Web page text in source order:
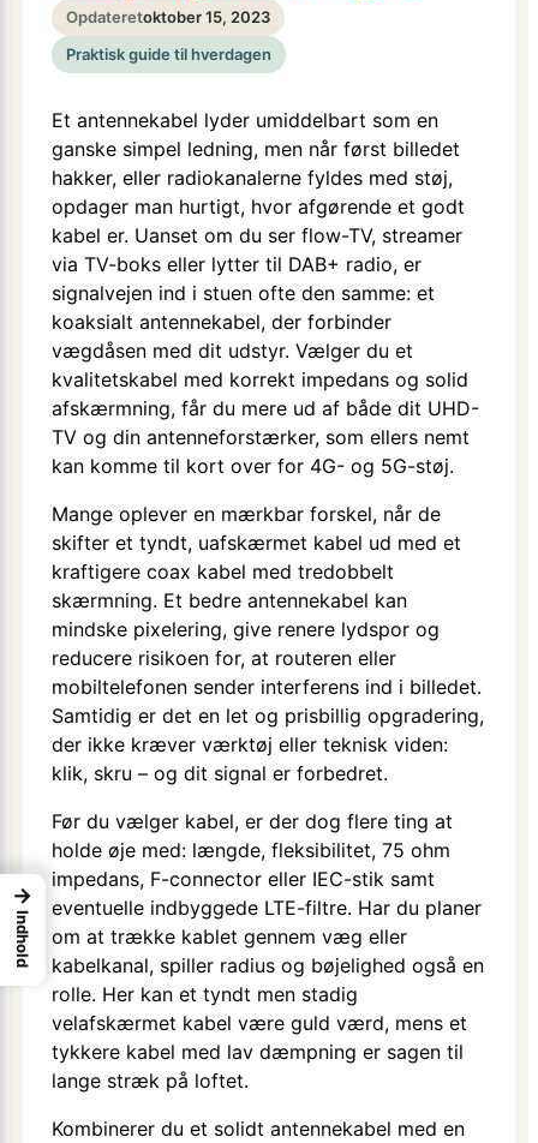
Opdateretoktober 15, 2023
Praktisk guide til hverdagen
Et antennekabel lyder umiddelbart som en
ganske simpel ledning, men når først billedet
hakker, eller radiokanalerne fyldes med støj,
opdager man hurtigt, hvor afgørende et godt
kabel er. Uanset om du ser flow-TV, streamer
via TV-boks eller lytter til DAB+ radio, er
signalvejen ind i stuen ofte den samme: et
koaksialt antennekabel, der forbinder
vægdåsen med dit udstyr. Vælger du et
kvalitetskabel med korrekt impedans og solid
afskærmning, får du mere ud af både dit UHD-
TV og din antenneforstærker, som ellers nemt
kan komme til kort over for 4G- og 5G-støj.
Mange oplever en mærkbar forskel, når de
skifter et tyndt, uafskærmet kabel ud med et
kraftigere coax kabel med tredobbelt
skærmning. Et bedre antennekabel kan
mindske pixelering, give renere lydspor og
reducere risikoen for, at routeren eller
mobiltelefonen sender interferens ind i billedet.
Samtidig er det en let og prisbillig opgradering,
der ikke kræver værktøj eller teknisk viden:
klik, skru – og dit signal er forbedret.
Før du vælger kabel, er der dog flere ting at
holde øje med: længde, fleksibilitet, 75 ohm
impedans, F-connector eller IEC-stik samt
eventuelle indbyggede LTE-filtre. Har du planer
om at trække kablet gennem væg eller
kabelkanal, spiller radius og bøjelighed også en
rolle. Her kan et tyndt men stadig
velafskærmet kabel være guld værd, mens et
tykkere kabel med lav dæmpning er sagen til
lange stræk på loftet.
Kombinerer du et solidt antennekabel med en
→
Indhold